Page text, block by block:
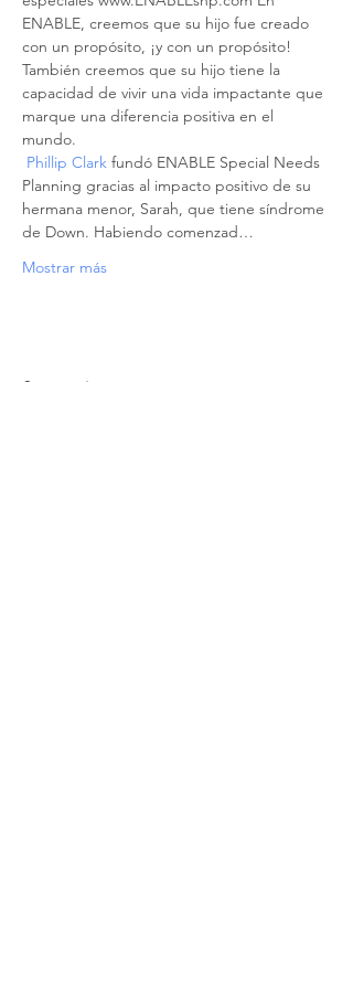
ENABLE, creemos que su hijo fue creado
con un propósito, ¡y con un propósito!
También creemos que su hijo tiene la
capacidad de vivir una vida impactante que
marque una diferencia positiva en el
mundo.
Phillip Clark fundó ENABLE Special Needs
Planning gracias al impacto positivo de su
hermana menor, Sarah, que tiene síndrome
de Down. Habiendo comenzad…
Mostrar más
Compartir este evento